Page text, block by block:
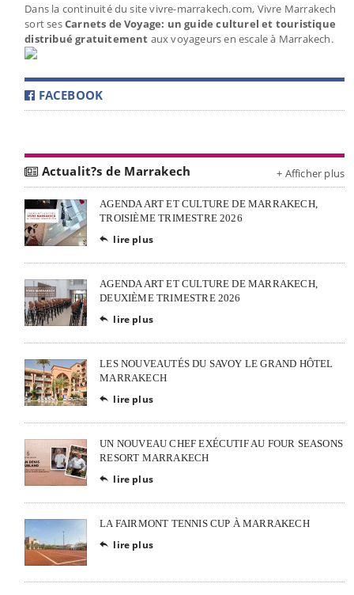
Dans la continuité du site vivre-marrakech.com, Vivre Marrakech
sort sesCarnets de Voyage: un guide culturel et touristique
distribué gratuitement aux voyageurs en escale à Marrakech.
FACEBOOK
Actualit?s de Marrakech + Afficher plus
AGENDA ART ET CULTURE DE MARRAKECH,
TROISIÈME TRIMESTRE 2026
 lire plus
AGENDA ART ET CULTURE DE MARRAKECH,
DEUXIÈME TRIMESTRE 2026
 lire plus
LES NOUVEAUTÉS DU SAVOY LE GRAND HÔTEL
MARRAKECH
 lire plus
UN NOUVEAU CHEF EXÉCUTIF AU FOUR SEASONS
RESORT MARRAKECH
 lire plus
LA FAIRMONT TENNIS CUP À MARRAKECH
 lire plus